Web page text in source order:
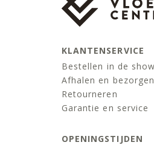
KLANTENSERVICE
Bestellen in de
Afhalen en bezorgen
Retourneren
Garantie en service
OPENINGSTIJDEN